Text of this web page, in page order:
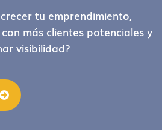
tu emprendimiento,
más clientes potenciales y
visibilidad?